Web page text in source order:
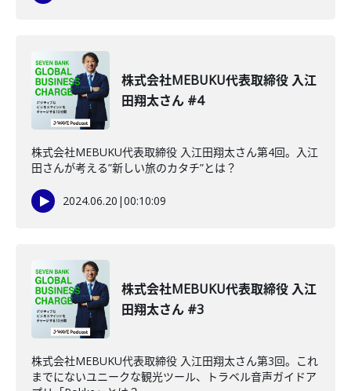
株式会社MEBUKU代表取締役 入江
田翔太さん #4
株式会社MEBUKU代表取締役 入江田翔太さん第4回。入江
田さんが考える”新しい旅のカタチ”とは？
2024.06.20 |00:10:09
株式会社MEBUKU代表取締役 入江
田翔太さん #3
株式会社MEBUKU代表取締役 入江田翔太さん第3回。これ
までにないユニークな観光ツール、トラベル音声ガイドア